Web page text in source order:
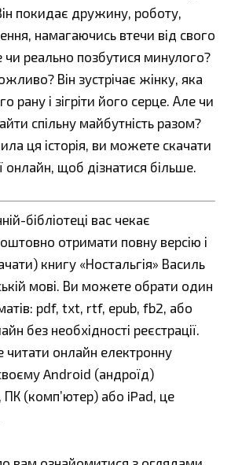
покидає дружину, роботу,
намагаючись втечи від свого
чи реально позбутися минулого?
Він зустрічає жінку, яка
рану і зігріти його серце. Але чи
спільну майбутність разом?
ця історія, ви можете скачати
онлайн, щоб дізнатися більше.
бібліотеці вас чекає
отримати повну версію і
книгу «Ностальгія» Василь
мові. Ви можете обрати один
pdf, txt, rtf, epub, fb2, або
без необхідності реєстрації.
онлайн електронну
Android (андроїд)
ПК (комп’ютер) або iPad, це